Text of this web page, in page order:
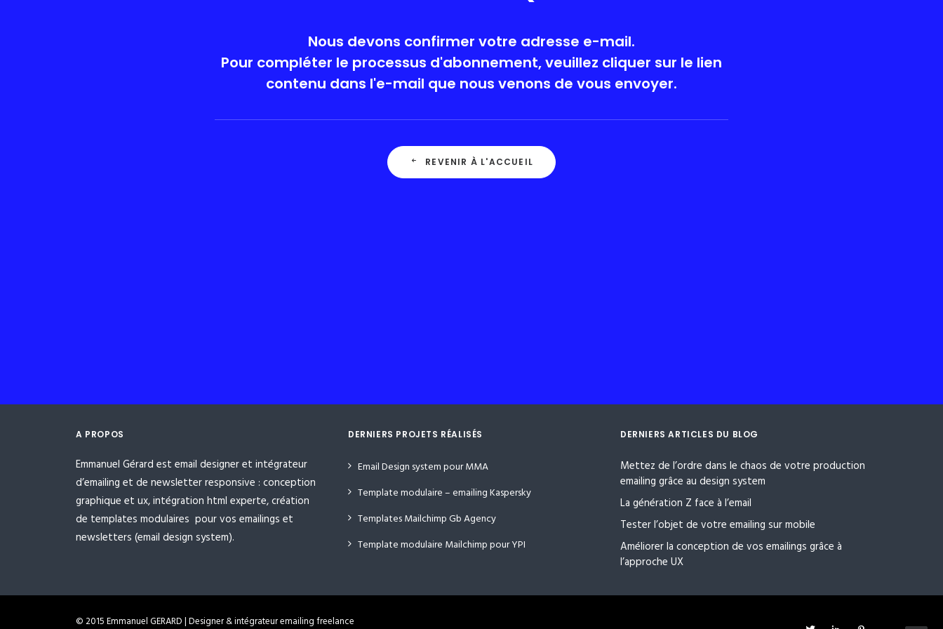
Nous devons confirmer votre adresse e-mail.
Pour compléter le processus d'abonnement, veuillez cliquer sur le lien
contenu dans l'e-mail que nous venons de vous envoyer.
REVENIR À L'ACCUEIL
A PROPOS
Emmanuel Gérard est email designer et intégrateur
d’emailing et de newsletter responsive : conception
graphique et ux, intégration html experte, création
de templates modulaires pour vos emailings et
newsletters (email design system).
DERNIERS PROJETS RÉALISÉS
Email Design system pour MMA
Template modulaire – emailing Kaspersky
Templates Mailchimp Gb Agency
Template modulaire Mailchimp pour YPI
DERNIERS ARTICLES DU BLOG
Mettez de l’ordre dans le chaos de votre production
emailing grâce au design system
La génération Z face à l’email
Tester l’objet de votre emailing sur mobile
Améliorer la conception de vos emailings grâce à
l’approche UX
© 2015 Emmanuel GERARD | Designer & intégrateur emailing freelance